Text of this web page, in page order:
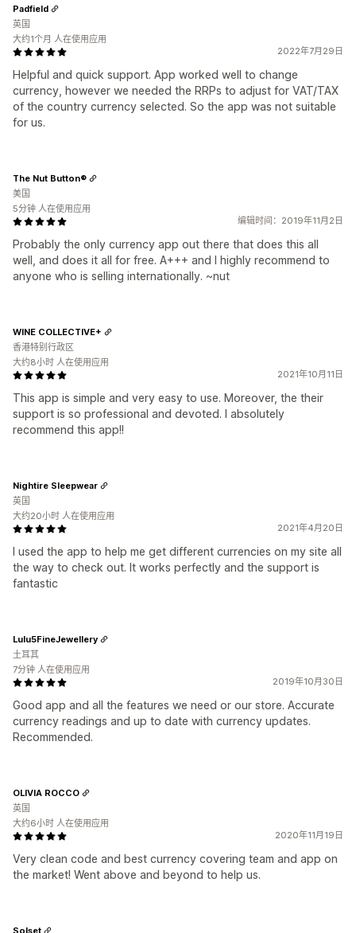
2022年7月29日
Helpful and quick support. App worked well to change
currency, however we needed the RRPs to adjust for VAT/TAX
of the country currency selected. So the app was not suitable
for us.
Padfield
英国
大约1个月 人在使用应用
编辑时间：2019年11月2日
Probably the only currency app out there that does this all
well, and does it all for free. A+++ and I highly recommend to
anyone who is selling internationally. ~nut
The Nut Button®
美国
5分钟 人在使用应用
2021年10月11日
This app is simple and very easy to use. Moreover, the their
support is so professional and devoted. I absolutely
recommend this app!!
WINE COLLECTIVE+
香港特别行政区
大约8小时 人在使用应用
2021年4月20日
I used the app to help me get different currencies on my site all
the way to check out. It works perfectly and the support is
fantastic
Nightire Sleepwear
英国
大约20小时 人在使用应用
2019年10月30日
Good app and all the features we need or our store. Accurate
currency readings and up to date with currency updates.
Recommended.
Lulu5FineJewellery
土耳其
7分钟 人在使用应用
2020年11月19日
Very clean code and best currency covering team and app on
the market! Went above and beyond to help us.
OLIVIA ROCCO
英国
大约6小时 人在使用应用
Solset